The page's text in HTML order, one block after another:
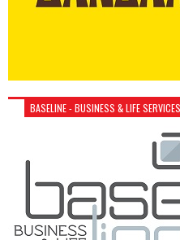
BASELINE - BUSINESS & LIFE SERVICES